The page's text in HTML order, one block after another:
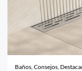
Baños, Consejos,